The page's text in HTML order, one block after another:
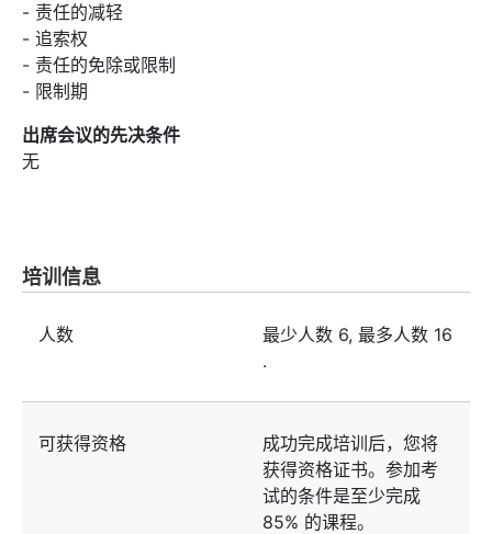
- 责任的减轻
- 追索权
- 责任的免除或限制
- 限制期
出席会议的先决条件
无
培训信息
人数 最少人数 6, 最多人数 16
.
可获得资格
成功完成培训后，您将
获得资格证书。参加考
试的条件是至少完成
85% 的课程。